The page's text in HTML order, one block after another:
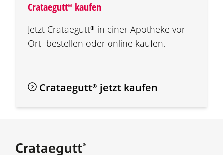
Crataegutt® kaufen
Jetzt Crataegutt® in einer Apotheke vor
Ort bestellen oder online kaufen.
Crataegutt® jetzt kaufen